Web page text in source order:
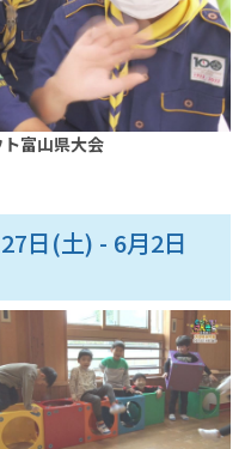
富山県大会
日(土) - 6月2日